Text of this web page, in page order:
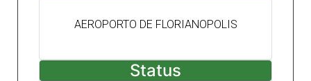
AEROPORTO DE FLORIANOPOLIS
Status